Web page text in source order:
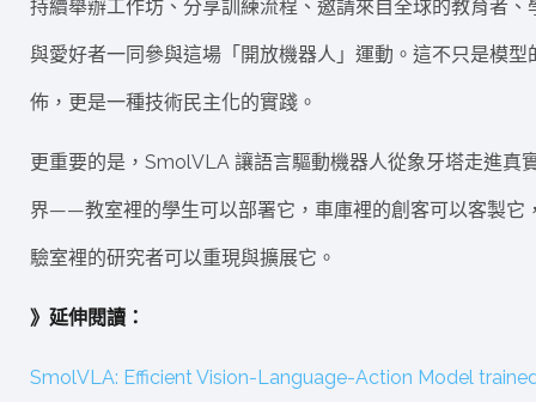
持續舉辦工作坊、分享訓練流程、邀請來自全球的教育者、
與愛好者一同參與這場「開放機器人」運動。這不只是模型
佈，更是一種技術民主化的實踐。
更重要的是，SmolVLA 讓語言驅動機器人從象牙塔走進真
界——教室裡的學生可以部署它，車庫裡的創客可以客製它
驗室裡的研究者可以重現與擴展它。
》延伸閱讀：
SmolVLA: Efficient Vision-Language-Action Model